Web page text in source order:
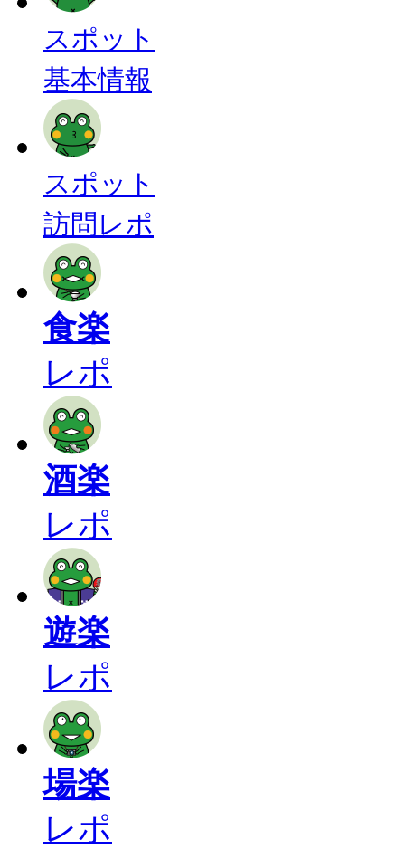
スポット
基本情報
スポット
訪問レポ
食楽
レポ
酒楽
レポ
遊楽
レポ
場楽
レポ